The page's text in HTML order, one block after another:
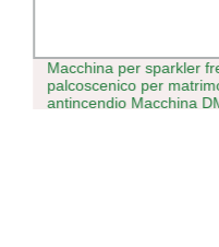
Macchina per sparkler
palcoscenico per
antincendio Macchina